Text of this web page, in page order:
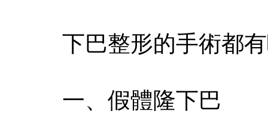
下巴整形的手術都
一、假體隆下巴